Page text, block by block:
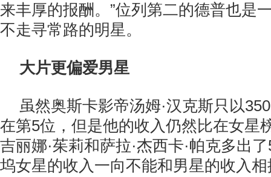
来丰厚的报酬。”位列第二的德普也是
不走寻常路的明星。
大片更偏爱男星
虽然奥斯卡影帝汤姆·汉克斯只以
在第5位，但是他的收入仍然比在女星
吉丽娜·茱莉和萨拉·杰西卡·帕克多出
坞女星的收入一向不能和男星的收入